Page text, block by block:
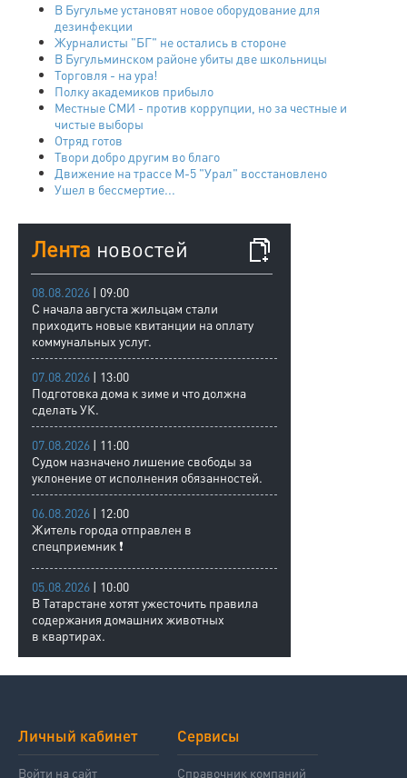
В Бугульме установят новое оборудование для
дезинфекции
Журналисты "БГ" не остались в стороне
В Бугульминском районе убиты две школьницы
Торговля - на ура!
Полку академиков прибыло
Местные СМИ - против коррупции, но за честные и
чистые выборы
Отряд готов
Твори добро другим во благо
Движение на трассе М-5 "Урал" восстановлено
Ушел в бессмертие...
Лента новостей
08.08.2026 | 09:00
С начала августа жильцам стали
приходить новые квитанции на оплату
коммунальных услуг.
07.08.2026 | 13:00
Подготовка дома к зиме и что должна
сделать УК.
07.08.2026 | 11:00
Судом назначено лишение свободы за
уклонение от исполнения обязанностей.
06.08.2026 | 12:00
Житель города отправлен в
спецприемник ❗
05.08.2026 | 10:00
В Татарстане хотят ужесточить правила
содержания домашних животных
в квартирах.
Личный кабинет
Войти на сайт
Сервисы
Справочник компаний